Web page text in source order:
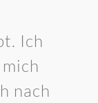
Ich
nach